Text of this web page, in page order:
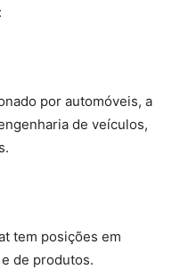
por automóveis, a
de veículos,
tem posições em
de produtos.